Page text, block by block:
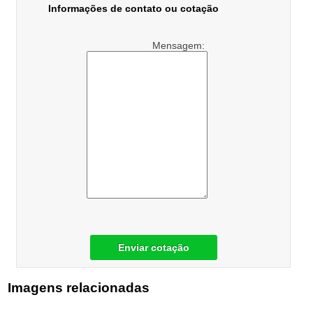
Informações de contato ou cotação
Mensagem:
Enviar cotação
Imagens relacionadas